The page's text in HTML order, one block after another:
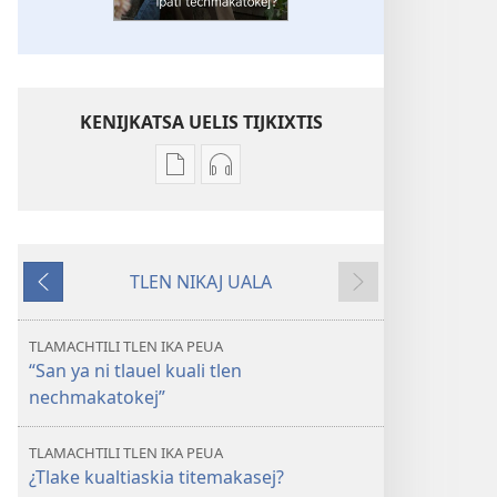
KENIJKATSA UELIS TIJKIXTIS
Uelis
TLEN
¿Tlake
tlamantli
ipati
techmakatokej?
Uelis
tijkakis
TLEN
TEMATILTIA
tlen
tlauel
Tlen
onpanok
TLEN NIKAJ UALA
Seyok
TLAMACHTILI TLEN IKA PEUA
“San ya ni tlauel kuali tlen
nechmakatokej”
TLAMACHTILI TLEN IKA PEUA
¿Tlake kualtiaskia titemakasej?